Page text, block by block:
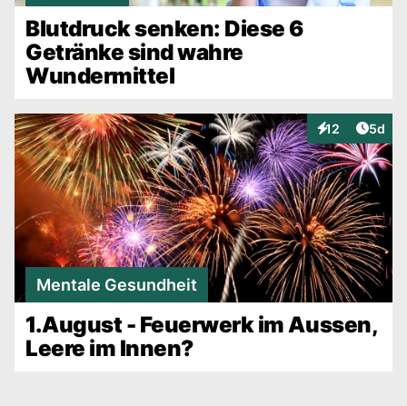
Blutdruck senken: Diese 6
Getränke sind wahre
Wundermittel
12
Interaktionen
5d
Mentale Gesundheit
1.August - Feuerwerk im Aussen,
Leere im Innen?